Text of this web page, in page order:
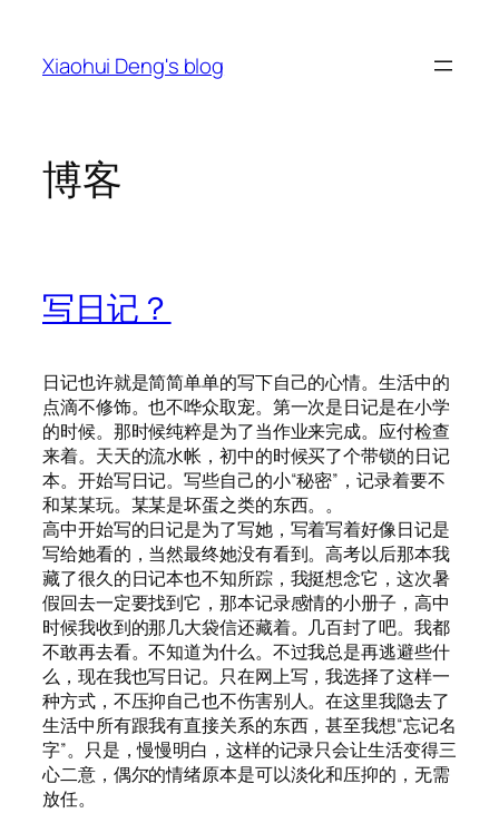
Xiaohui Deng's blog
博客
写日记？
日记也许就是简简单单的写下自己的心情。生活中的
点滴不修饰。也不哗众取宠。第一次是日记是在小学
的时候。那时候纯粹是为了当作业来完成。应付检查
来着。天天的流水帐，初中的时候买了个带锁的日记
本。开始写日记。写些自己的小“秘密”，记录着要不
和某某玩。某某是坏蛋之类的东西。。
高中开始写的日记是为了写她，写着写着好像日记是
写给她看的，当然最终她没有看到。高考以后那本我
藏了很久的日记本也不知所踪，我挺想念它，这次暑
假回去一定要找到它，那本记录感情的小册子，高中
时候我收到的那几大袋信还藏着。几百封了吧。我都
不敢再去看。不知道为什么。不过我总是再逃避些什
么，现在我也写日记。只在网上写，我选择了这样一
种方式，不压抑自己也不伤害别人。在这里我隐去了
生活中所有跟我有直接关系的东西，甚至我想“忘记名
字”。只是，慢慢明白，这样的记录只会让生活变得三
心二意，偶尔的情绪原本是可以淡化和压抑的，无需
放任。